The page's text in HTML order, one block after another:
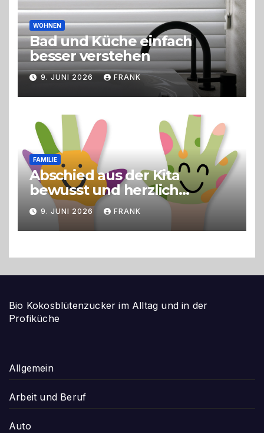
WOHNEN
Bad und Küche einfach
besser verstehen
9. JUNI 2026 FRANK
FAMILIE
Abschied aus der Kita
bewusst und herzlich
gestalten
9. JUNI 2026 FRANK
Bio Kokosblütenzucker im Alltag und in der
Profiküche
Allgemein
Arbeit und Beruf
Auto